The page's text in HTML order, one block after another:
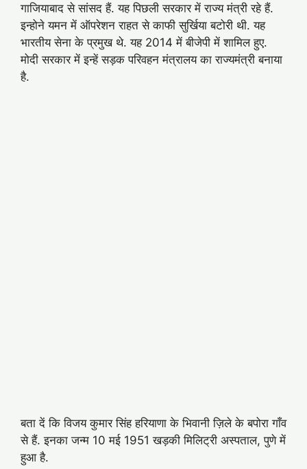
गाजियाबाद से सांसद हैं. यह पिछली सरकार में राज्य मंत्री रहे हैं.
इन्होने यमन में ऑपरेशन राहत से काफी सुर्खिया बटोरी थी. यह
भारतीय सेना के प्रमुख थे. यह 2014 में बीजेपी में शामिल हुए.
मोदी सरकार में इन्हें सड़क परिवहन मंत्रालय का राज्यमंत्री बनाया
है.
बता दें कि विजय कुमार सिंह हरियाणा के भिवानी ज़िले के बपोरा गाँव
से हैं. इनका जन्म 10 मई 1951 खड़की मिलिट्री अस्पताल, पुणे में
हुआ है.